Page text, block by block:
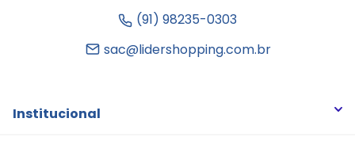
(91) 98235-0303
sac@lidershopping.com.br
Institucional